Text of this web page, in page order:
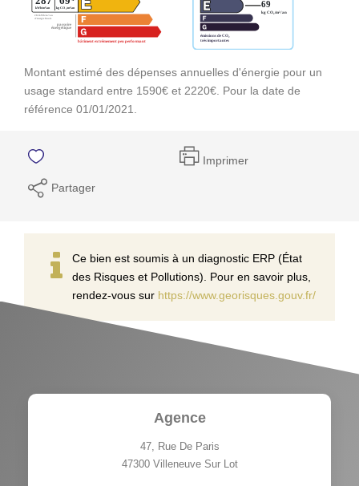
Montant estimé des dépenses annuelles d'énergie pour un
usage standard entre 1590€ et 2220€. Pour la date de
référence 01/01/2021.
Imprimer
Partager
Ce bien est soumis à un diagnostic ERP (État
des Risques et Pollutions). Pour en savoir plus,
rendez-vous sur https://www.georisques.gouv.fr/
Agence
47, Rue De Paris
47300 Villeneuve Sur Lot